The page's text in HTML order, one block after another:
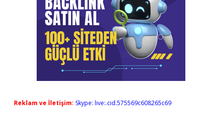
Reklam ve İletişim: Skype: live:.cid.575569c608265c69